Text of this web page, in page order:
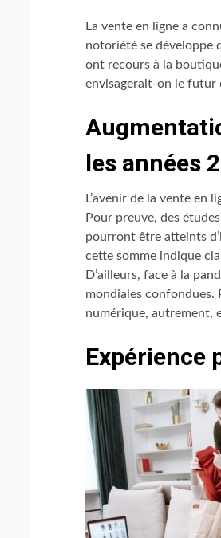
La vente en ligne a
notoriété se développe
ont recours à la
envisagerait-on le futur
les années
L’avenir de la vente en
Pour preuve, des
pourront être atteints
cette somme indique
D’ailleurs, face à la
mondiales confondues.
numérique, autrement,
Expérience